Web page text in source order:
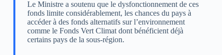
Le Ministre a soutenu que le dysfonctionnement de ces
fonds limite considérablement, les chances du pays à
accéder à des fonds alternatifs sur l’environnement
comme le Fonds Vert Climat dont bénéficient déjà
certains pays de la sous-région.